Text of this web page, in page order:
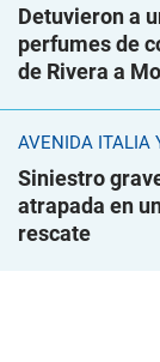
Detuvieron a
perfumes de
de Rivera a
AVENIDA ITALIA
Siniestro
atrapada en
rescate